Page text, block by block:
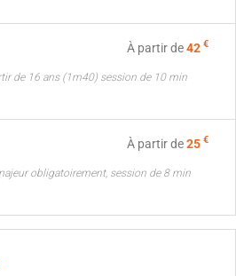
À partir de42 €
de 16 ans (1m40) session de 10 min
À partir de25 €
obligatoirement, session de 8 min